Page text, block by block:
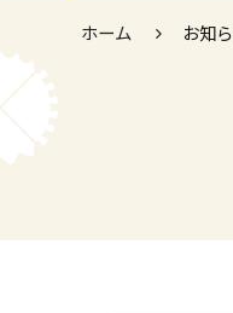
ホーム お知